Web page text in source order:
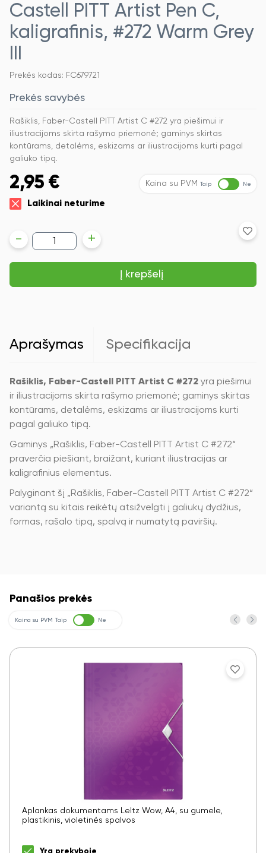
Castell PITT Artist Pen C,
kaligrafinis, #272 Warm Grey
III
Prekės kodas: FC679721
Prekės savybės
Rašiklis, Faber-Castell PITT Artist C #272 yra piešimui ir
iliustracijoms skirta rašymo priemonė; gaminys skirtas
kontūrams, detalėms, eskizams ar iliustracijoms kurti pagal
galiuko tipą.
2,95 € Kaina su PVM Taip Ne
Laikinai neturime
produkto
kiekis:
Rašiklis
piešimui
Castell
kaligrafinis,
#272
III
- +
Į krepšelį
Aprašymas Specifikacija
Rašiklis, Faber-Castell PITT Artist C #272 yra piešimui
ir iliustracijoms skirta rašymo priemonė; gaminys skirtas
kontūrams, detalėms, eskizams ar iliustracijoms kurti
pagal galiuko tipą.
Gaminys „Rašiklis, Faber-Castell PITT Artist C #272“
praverčia piešiant, braižant, kuriant iliustracijas ar
kaligrafinius elementus.
Palyginant šį „Rašiklis, Faber-Castell PITT Artist C #272“
variantą su kitais reikėtų atsižvelgti į galiukų dydžius,
formas, rašalo tipą, spalvą ir numatytą paviršių.
Panašios prekės
Kaina su PVM Taip Ne
Aplankas dokumentams LeItz Wow, A4, su gumele,
plastikinis, violetinės spalvos